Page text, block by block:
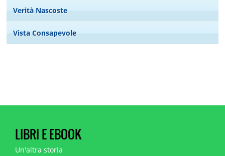
Verità Nascoste
Vista Consapevole
LIBRI E EBOOK
Un'altra storia